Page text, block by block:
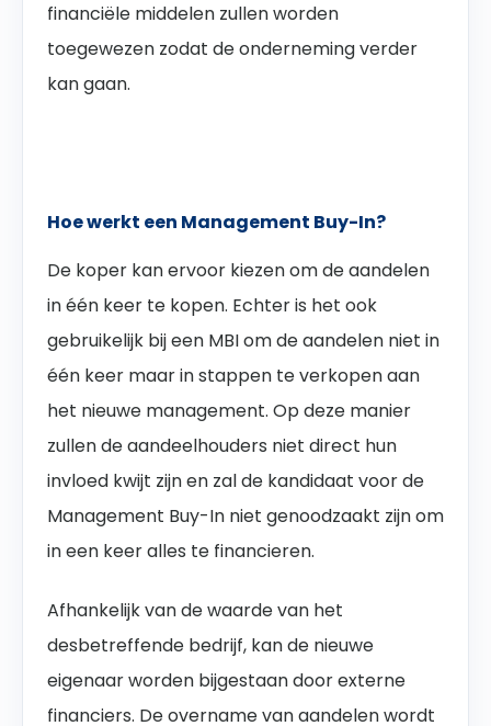
financiële middelen zullen worden
toegewezen zodat de onderneming verder
kan gaan.
Hoe werkt een Management Buy-In?
De koper kan ervoor kiezen om de aandelen
in één keer te kopen. Echter is het ook
gebruikelijk bij een MBI om de aandelen niet in
één keer maar in stappen te verkopen aan
het nieuwe management. Op deze manier
zullen de aandeelhouders niet direct hun
invloed kwijt zijn en zal de kandidaat voor de
Management Buy-In niet genoodzaakt zijn om
in een keer alles te financieren.
Afhankelijk van de waarde van het
desbetreffende bedrijf, kan de nieuwe
eigenaar worden bijgestaan door externe
financiers. De overname van aandelen wordt